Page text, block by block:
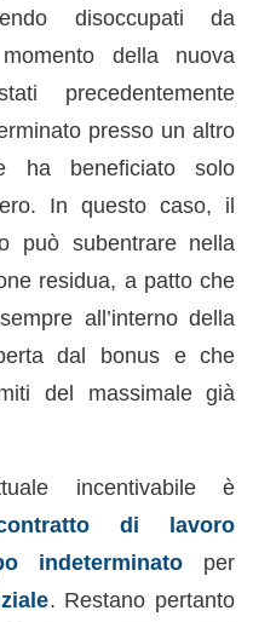
disoccupati da
della nuova
precedentemente
presso un altro
ha beneficiato solo
In questo caso, il
può subentrare nella
residua, a patto che
all’interno della
dal bonus e che
del massimale già
incentivabile è
di lavoro
indeterminato per
. Restano pertanto